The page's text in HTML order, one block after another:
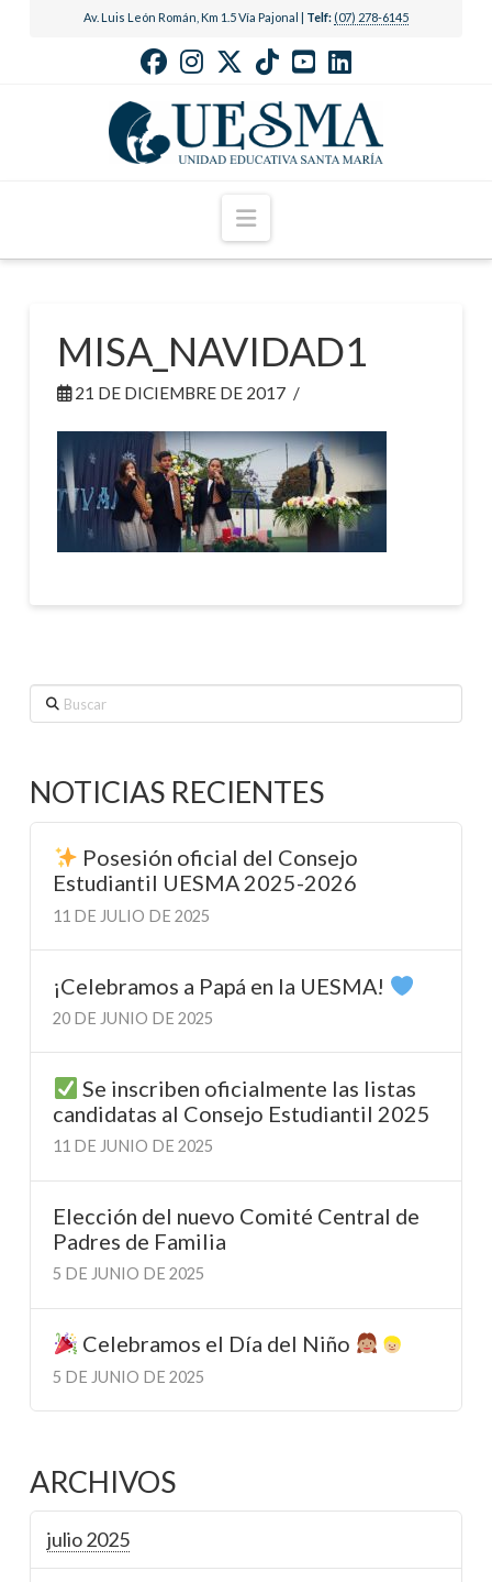
Av. Luis León Román, Km 1.5 Vía Pajonal | Telf: (07) 278-6145
Navigation
MISA_NAVIDAD1
21 DE DICIEMBRE DE 2017
Buscar
NOTICIAS RECIENTES
Posesión oficial del Consejo
Estudiantil UESMA 2025-2026
11 DE JULIO DE 2025
¡Celebramos a Papá en la UESMA!
20 DE JUNIO DE 2025
Se inscriben oficialmente las listas
candidatas al Consejo Estudiantil 2025
11 DE JUNIO DE 2025
Elección del nuevo Comité Central de
Padres de Familia
5 DE JUNIO DE 2025
Celebramos el Día del Niño
5 DE JUNIO DE 2025
ARCHIVOS
julio 2025